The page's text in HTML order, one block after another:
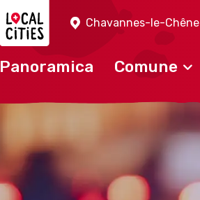
Chavannes-le-Chêne
Panoramica Comune